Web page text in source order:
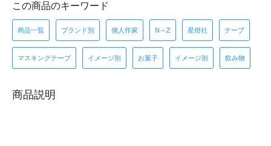
この商品のキーワード
商品一覧 ブランド別 個人作家 N～Z 星燈社 テープ
マスキングテープ イメージ別 お菓子 イメージ別 飲み物
商品説明